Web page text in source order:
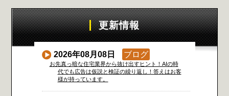
更新情報
2026年08月08日 ブログ
お先真っ暗な住宅業界から抜け出すヒント！AIの時
代でも広告は仮説と検証の繰り返し！答えはお客
様が持っています。